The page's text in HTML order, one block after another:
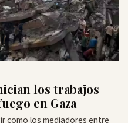
los trabajos
en Gaza
como los mediadores entre